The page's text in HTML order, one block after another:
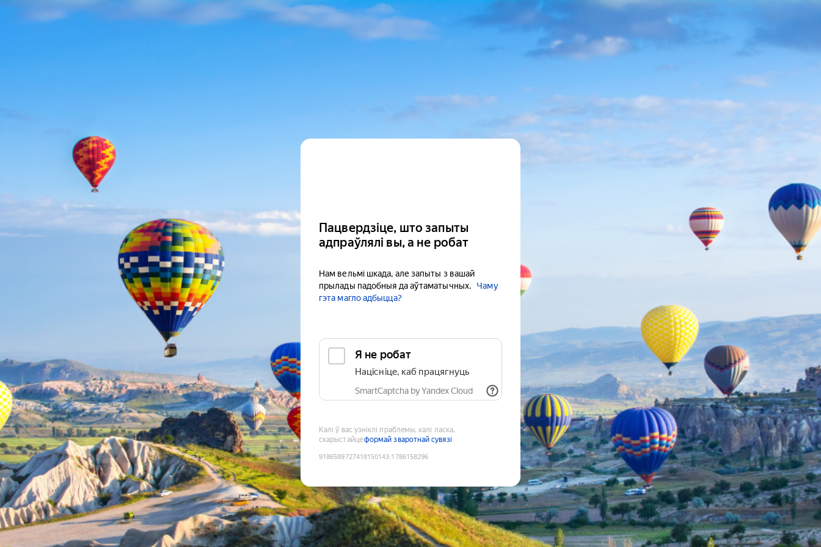
Пацвердзіце, што запыты
адпраўлялі вы, а не робат
Нам вельмі шкада, але запыты з вашай
прылады падобныя да аўтаматычных.
Чаму
гэта магло адбыцца?
Я не робат
Націсніце, каб працягнуць
SmartCaptcha by Yandex Cloud
Калі ў вас узніклі праблемы, калі ласка,
скарыстайцеформай зваротнай сувязі
9186589727418150143:1786158296